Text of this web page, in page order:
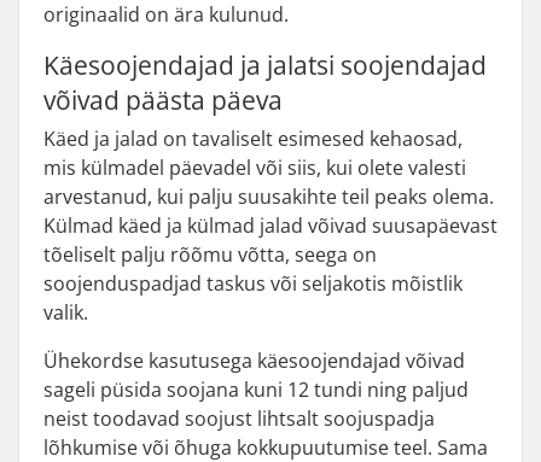
originaalid on ära kulunud.
Käesoojendajad ja jalatsi soojendajad
võivad päästa päeva
Käed ja jalad on tavaliselt esimesed kehaosad,
mis külmadel päevadel või siis, kui olete valesti
arvestanud, kui palju suusakihte teil peaks olema.
Külmad käed ja külmad jalad võivad suusapäevast
tõeliselt palju rõõmu võtta, seega on
soojenduspadjad taskus või seljakotis mõistlik
valik.
Ühekordse kasutusega käesoojendajad võivad
sageli püsida soojana kuni 12 tundi ning paljud
neist toodavad soojust lihtsalt soojuspadja
lõhkumise või õhuga kokkupuutumise teel. Sama